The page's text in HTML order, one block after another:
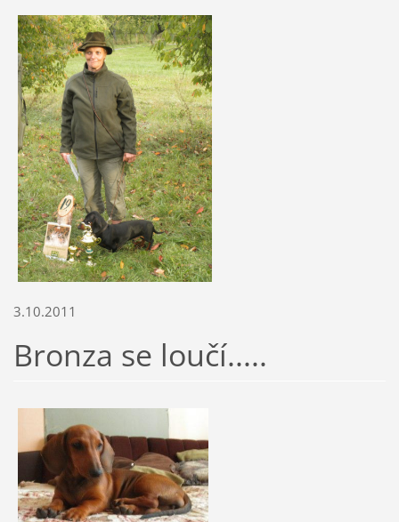
3.10.2011
Bronza se loučí.....